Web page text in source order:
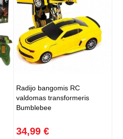
Radijo bangomis RC
valdomas transformeris
Bumblebee
34,99 €